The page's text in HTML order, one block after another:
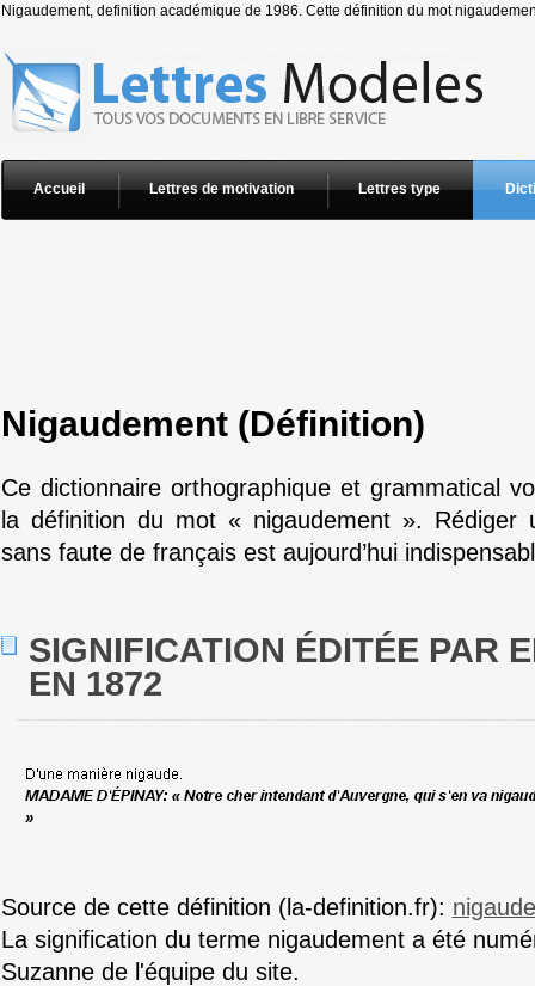
Nigaudement, definition académique de 1986. Cette définition du mot
Accueil Lettres de motivation Lettres type
Nigaudement (Définition)
Ce dictionnaire orthographique et grammatical
la définition du mot « nigaudement ». Rédiger
sans faute de français est aujourd’hui
SIGNIFICATION ÉDITÉE PAR
EN 1872
Source de cette définition (la-definition.fr):
La signification du terme nigaudement a été
Suzanne de l'équipe du site.